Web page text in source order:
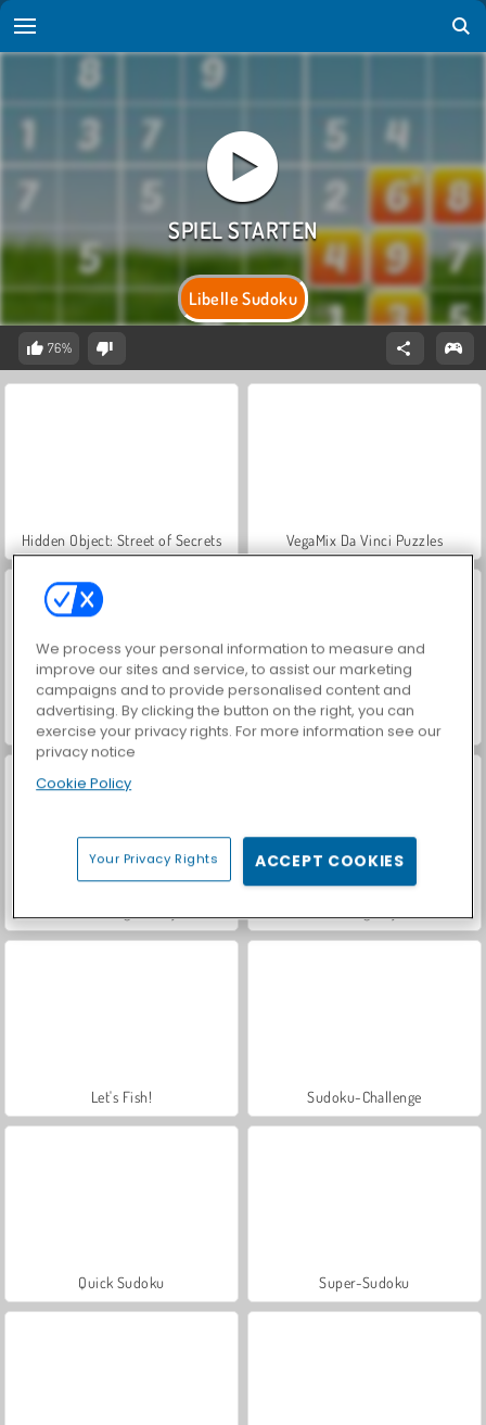
Libelle Sudoku
76%
Hidden Object: Street of Secrets VegaMix Da Vinci Puzzles
ASMR Makeover & Makeup Studio World War 2 Shooter
Let's Fish! Sudoku-Challenge
Quick Sudoku Super-Sudoku
We process your personal information to measure and
improve our sites and service, to assist our marketing
campaigns and to provide personalised content and
advertising. By clicking the button on the right, you can
exercise your privacy rights. For more information see our
privacy notice
Cookie Policy
Your Privacy Rights ACCEPT COOKIES